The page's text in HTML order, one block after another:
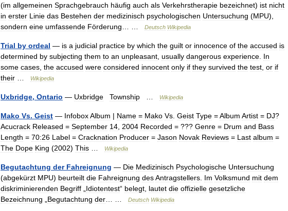
(im allgemeinen Sprachgebrauch häufig auch als Verkehrstherapie bezeichnet) ist nicht
in erster Linie das Bestehen der medizinisch psychologischen Untersuchung (MPU),
sondern eine umfassende Förderung Deutsch Wikipedia
Trial by ordeal — is a judicial practice by which the guilt or innocence of the accused is
determined by subjecting them to an unpleasant usually dangerous experience In
some cases the accused were considered innocent only if they survived the test or if
their
Wikipedia
Uxbridge, Ontario — Uxbridge Township Wikipedia
Mako Vs. Geist — InfoboxAlbum | Name = Mako Vs Geist Type =Album Artist = DJ?
Acucrack Released = September 14 2004 Recorded = ??? Genre = Drum and Bass
Length = 70:26 Label = Cracknation Producer = Jason Novak Reviews = Last album =
The Dope King (2002) This Wikipedia
Begutachtung der Fahreignung — Die Medizinisch Psychologische Untersuchung
(abgekürzt MPU) beurteilt die Fahreignung desAntragstellers Im Volksmund mit dem
diskriminierenden Begriff Idiotentest“ belegt lautet die offizielle gesetzliche
Bezeichnung
Begutachtung der Deutsch Wikipedia